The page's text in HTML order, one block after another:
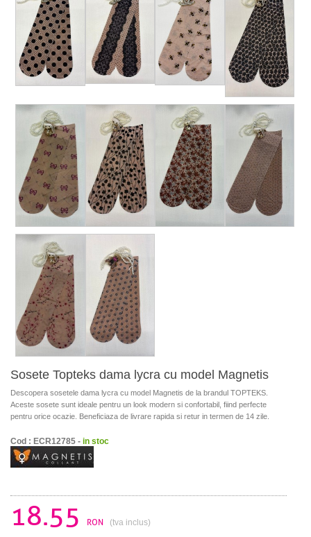
Sosete Topteks dama lycra cu model Magnetis
Descopera sosetele dama lycra cu model Magnetis de la brandul TOPTEKS.
Aceste sosete sunt ideale pentru un look modern si confortabil, fiind perfecte
pentru orice ocazie. Beneficiaza de livrare rapida si retur in termen de 14 zile.
Cod : ECR12785 - in stoc
18.55 RON (tva inclus)